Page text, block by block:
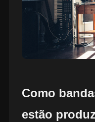
Como
estão